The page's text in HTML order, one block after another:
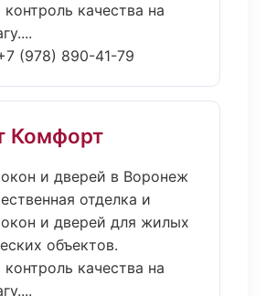
качества на
(978) 890-41-79
Комфорт
и дверей в Воронеж
отделка и
и дверей для жилых
объектов.
качества на